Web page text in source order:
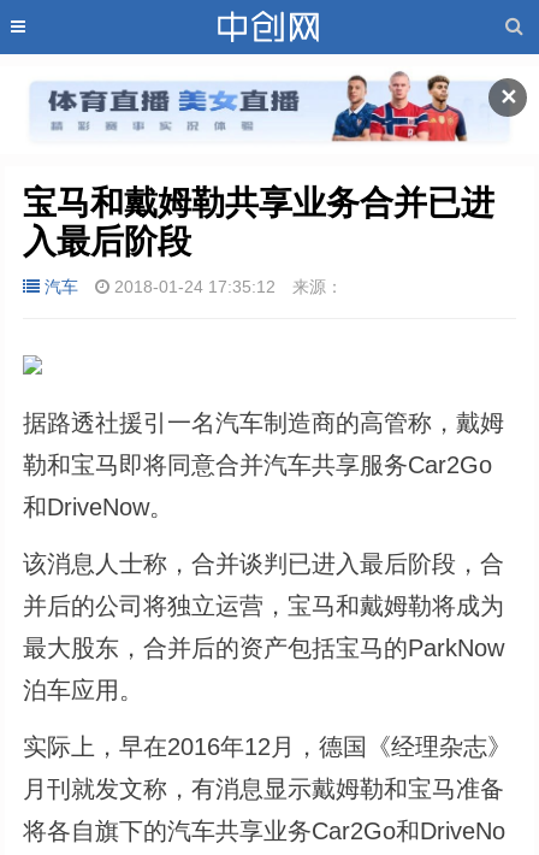
✕
宝马和戴姆勒共享业务合并已进
入最后阶段
汽车 2018-01-24 17:35:12 来源：
据路透社援引一名汽车制造商的高管称，戴姆
勒和宝马即将同意合并汽车共享服务Car2Go
和DriveNow。
该消息人士称，合并谈判已进入最后阶段，合
并后的公司将独立运营，宝马和戴姆勒将成为
最大股东，合并后的资产包括宝马的ParkNow
泊车应用。
实际上，早在2016年12月，德国《经理杂志》
月刊就发文称，有消息显示戴姆勒和宝马准备
将各自旗下的汽车共享业务Car2Go和DriveNo